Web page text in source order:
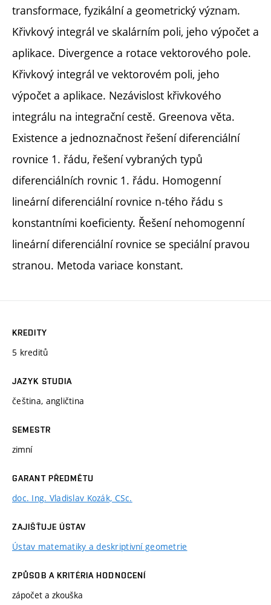
transformace, fyzikální a geometrický význam.
Křivkový integrál ve skalárním poli, jeho výpočet a
aplikace. Divergence a rotace vektorového pole.
Křivkový integrál ve vektorovém poli, jeho
výpočet a aplikace. Nezávislost křivkového
integrálu na integrační cestě. Greenova věta.
Existence a jednoznačnost řešení diferenciální
rovnice 1. řádu, řešení vybraných typů
diferenciálních rovnic 1. řádu. Homogenní
lineární diferenciální rovnice n-tého řádu s
konstantními koeficienty. Řešení nehomogenní
lineární diferenciální rovnice se speciální pravou
stranou. Metoda variace konstant.
KREDITY
5 kreditů
JAZYK STUDIA
čeština, angličtina
SEMESTR
zimní
GARANT PŘEDMĚTU
doc. Ing. Vladislav Kozák, CSc.
ZAJIŠŤUJE ÚSTAV
Ústav matematiky a deskriptivní geometrie
ZPŮSOB A KRITÉRIA HODNOCENÍ
zápočet a zkouška